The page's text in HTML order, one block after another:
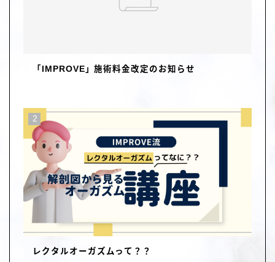
「IMPROVE」施術料金改定のお知らせ
レクタルオーガズムって？？